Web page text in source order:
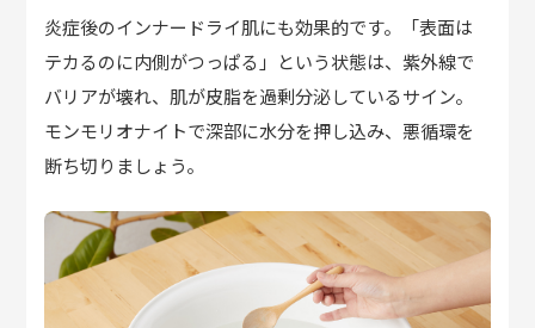
炎症後のインナードライ肌にも効果的です。「表面は
テカるのに内側がつっぱる」という状態は、紫外線で
バリアが壊れ、肌が皮脂を過剰分泌しているサイン。
モンモリオナイトで深部に水分を押し込み、悪循環を
断ち切りましょう。